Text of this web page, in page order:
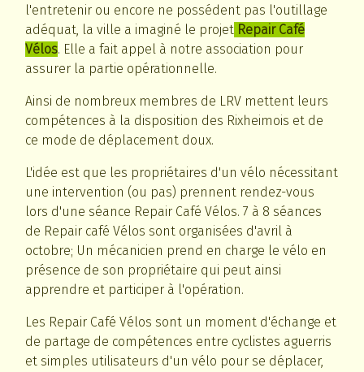
l'entretenir ou encore ne possédent pas l'outillage
adéquat, la ville a imaginé le projet Repair Café
Vélos. Elle a fait appel à notre association pour
assurer la partie opérationnelle.
Ainsi de nombreux membres de LRV mettent leurs
compétences à la disposition des Rixheimois et de
ce mode de déplacement doux.
L'idée est que les propriétaires d'un vélo nécessitant
une intervention (ou pas) prennent rendez-vous
lors d'une séance Repair Café Vélos. 7 à 8 séances
de Repair café Vélos sont organisées d'avril à
octobre; Un mécanicien prend en charge le vélo en
présence de son propriétaire qui peut ainsi
apprendre et participer à l'opération.
Les Repair Café Vélos sont un moment d'échange et
de partage de compétences entre cyclistes aguerris
et simples utilisateurs d'un vélo pour se déplacer,